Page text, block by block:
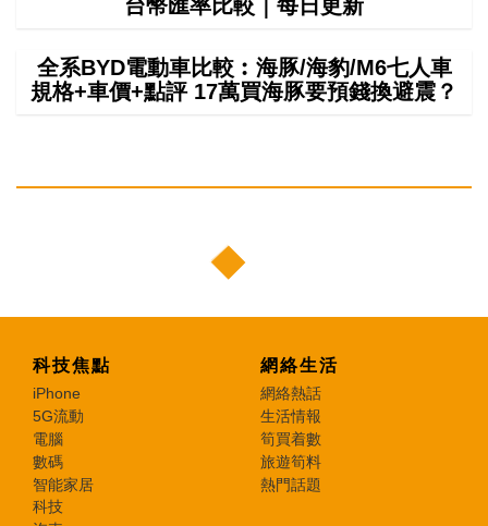
台幣匯率比較｜每日更新
全系BYD電動車比較︰海豚/海豹/M6七人車
規格+車價+點評 17萬買海豚要預錢換避震？
科技焦點
iPhone
5G流動
電腦
數碼
智能家居
科技
網絡生活
網絡熱話
生活情報
筍買着數
旅遊筍料
熱門話題